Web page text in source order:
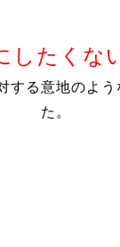
したくな
する意地のよ
た。